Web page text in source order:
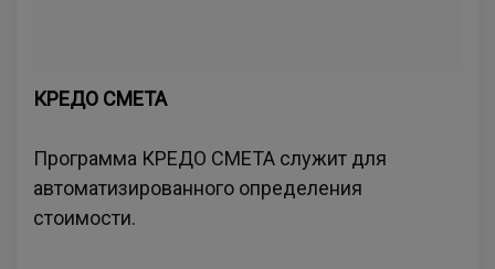
КРЕДО СМЕТА
Программа КРЕДО СМЕТА служит для
автоматизированного определения
стоимости.